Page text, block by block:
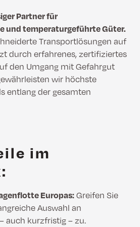
Partner für
und temperaturgeführte Güter.
Transportlösungen auf
durch erfahrenes, zertifiziertes
den Umgang mit Gefahrgut
wir höchste
entlang der gesamten
im
Europas:Greifen Sie
Auswahl an
auch kurzfristig – zu.